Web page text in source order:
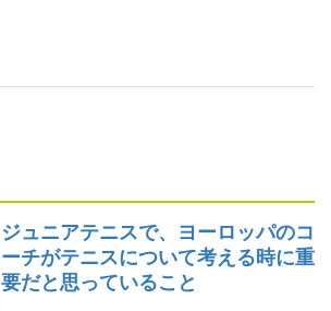
ジュニアテニスで、ヨーロッパのコ
ーチがテニスについて考える時に重
要だと思っていること